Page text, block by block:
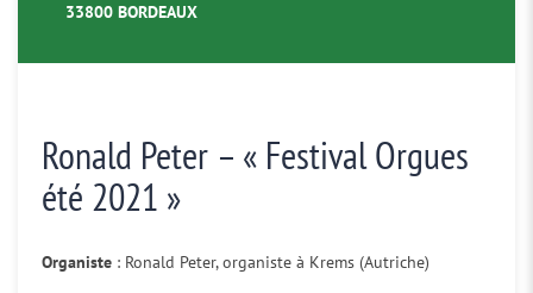
33800 BORDEAUX
Ronald Peter – « Festival Orgues
été 2021 »
Organiste : Ronald Peter, organiste à Krems (Autriche)